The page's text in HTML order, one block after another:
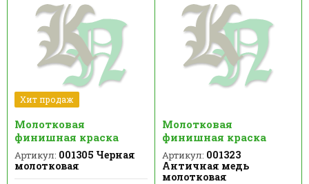
Хит продаж
Молотковая
финишная краска
Артикул: 001305 Черная
молотковая
Молотковая
финишная краска
Артикул: 001323
Античная медь
молотковая